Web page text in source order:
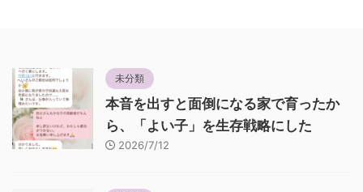
未分類
本音を出すと面倒になる家で育ったか
ら、「よい子」を生存戦略にした
2026/7/12